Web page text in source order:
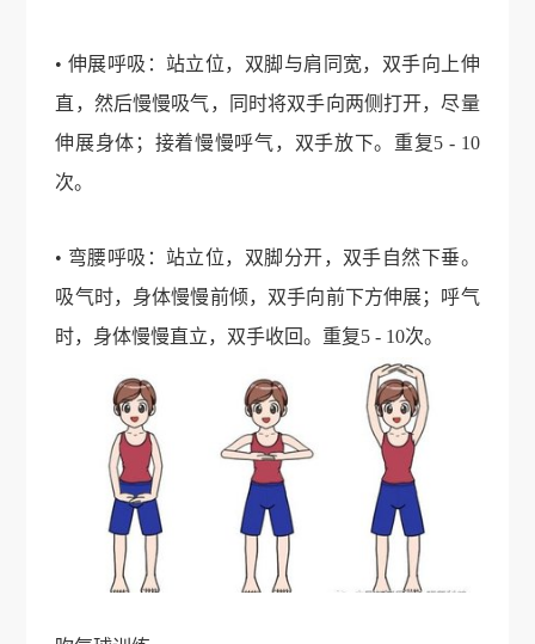
• 伸展呼吸：站立位，双脚与肩同宽，双手向上伸
直，然后慢慢吸气，同时将双手向两侧打开，尽量
伸展身体；接着慢慢呼气，双手放下。重复5 - 10
次。
• 弯腰呼吸：站立位，双脚分开，双手自然下垂。
吸气时，身体慢慢前倾，双手向前下方伸展；呼气
时，身体慢慢直立，双手收回。重复5 - 10次。